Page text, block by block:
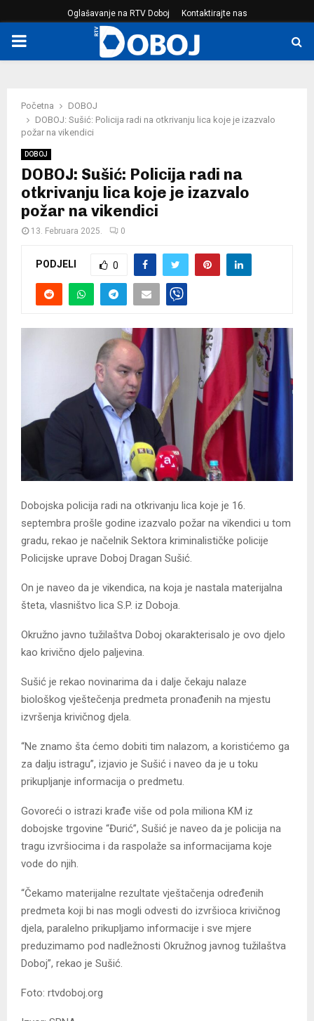
Oglašavanje na RTV Doboj Kontaktirajte nas
PRIMARY
Početna
DOBOJ
DOBOJ: Sušić: Policija radi na otkrivanju lica koje je izazvalo
požar na vikendici
DOBOJ
DOBOJ: Sušić: Policija radi na
otkrivanju lica koje je izazvalo
požar na vikendici
13. Februara 2025. 0
PODJELI 0
Dobojska policija radi na otkrivanju lica koje je 16.
septembra prošle godine izazvalo požar na vikendici u tom
gradu, rekao je načelnik Sektora kriminalističke policije
Policijske uprave Doboj Dragan Sušić.
On je naveo da je vikendica, na koja je nastala materijalna
šteta, vlasništvo lica S.P. iz Doboja.
Okružno javno tužilaštva Doboj okarakterisalo je ovo djelo
kao krivično djelo paljevina.
Sušić je rekao novinarima da i dalje čekaju nalaze
biološkog vještečenja predmeta pronađenih na mjestu
izvršenja krivičnog djela.
“Ne znamo šta ćemo dobiti tim nalazom, a koristićemo ga
za dalju istragu”, izjavio je Sušić i naveo da je u toku
prikupljanje informacija o predmetu.
Govoreći o istrazi krađe više od pola miliona KM iz
dobojske trgovine “Đurić”, Sušić je naveo da je policija na
tragu izvršiocima i da raspolaže sa informacijama koje
vode do njih.
“Čekamo materijalne rezultate vještačenja određenih
predmeta koji bi nas mogli odvesti do izvršioca krivičnog
djela, paralelno prikupljamo informacije i sve mjere
preduzimamo pod nadležnosti Okružnog javnog tužilaštva
Doboj”, rekao je Sušić.
Foto: rtvdoboj.org